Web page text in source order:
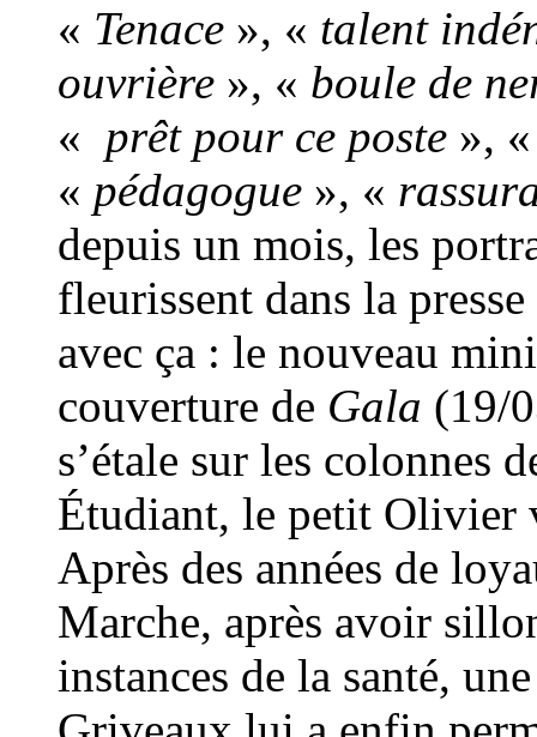
« Tenace », « talent
ouvrière », « boule de
« prêt pour ce poste »,
« pédagogue », «
depuis un mois, les
fleurissent dans la
avec ça : le nouveau
couverture de Gala (19/
s’étale sur les colonnes
Étudiant, le petit Olivier
Après des années de
Marche, après avoir
instances de la santé,